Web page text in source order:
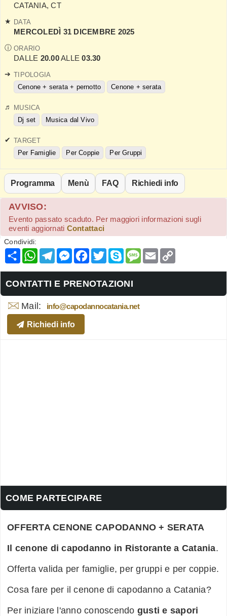
CATANIA,CT
DATA
MERCOLEDÌ 31 DICEMBRE 2025
ORARIO
DALLE 20.00ALLE03.30
TIPOLOGIA
Cenone + serata + pernotto
Cenone + serata
MUSICA
Dj set
Musica dal Vivo
TARGET
Per Famiglie
Per Coppie Per Gruppi
Programma Menù FAQ Richiedi info
AVVISO:
Evento passato scaduto. Per maggiori informazioni sugli
eventi aggiornati Contattaci
Condividi:
Condividi
WhatsApp
Telegram
Messenger
Facebook
TwitterSkypeMessage
Email
CONTATTI E PRENOTAZIONI
Mail: info@capodannocatania.net
Richiedi info
COME PARTECIPARE
OFFERTA CENONE CAPODANNO + SERATA
Il cenone di capodanno in Ristorante a Catania.
Offerta valida per famiglie, per gruppi e per coppie.
Cosa fare per il cenone di capodanno a Catania?
Per iniziare l'anno conoscendo gusti e sapori